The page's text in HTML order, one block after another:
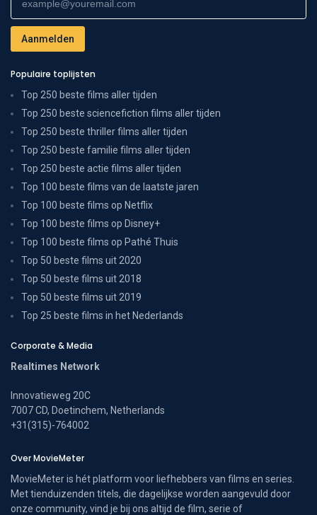
Populaire toplijsten
Top 250 beste films aller tijden
Top 250 beste sciencefiction films aller tijden
Top 250 beste thriller films aller tijden
Top 250 beste familie films aller tijden
Top 250 beste actie films aller tijden
Top 100 beste films van de laatste jaren
Top 100 beste films op Netflix
Top 100 beste films op Disney+
Top 100 beste films op Pathé Thuis
Top 50 beste films uit 2020
Top 50 beste films uit 2018
Top 50 beste films uit 2019
Top 25 beste films in het Nederlands
Corporate & Media
Realtimes Network
Innovatieweg 20C
7007 CD, Doetinchem, Netherlands
+31(315)-764002
Over MovieMeter
MovieMeter is hét platform voor liefhebbers van films en series.
Met tienduizenden titels, die dagelijkse worden aangevuld door
onze community, vind je bij ons altijd de film, serie of